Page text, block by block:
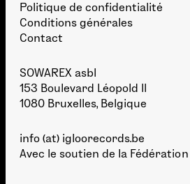
Politique de confidentialité
Conditions générales
Contact
SOWAREX asbl
153 Boulevard Léopold II
1080 Bruxelles, Belgique
info (at) igloorecords.be
Avec le soutien de la